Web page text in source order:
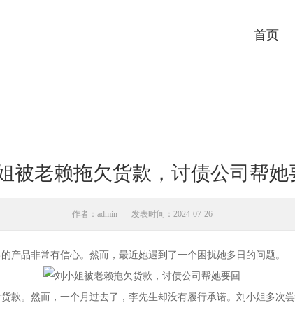
首页
被老赖拖欠货款，讨债公司帮她
作者：admin 发表时间：2024-07-26
产品非常有信心。然而，最近她遇到了一个困扰她多日的问题。
。然而，一个月过去了，李先生却没有履行承诺。刘小姐多次